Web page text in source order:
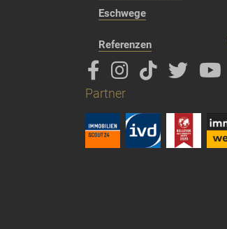
Eschwege
Referenzen
Partner